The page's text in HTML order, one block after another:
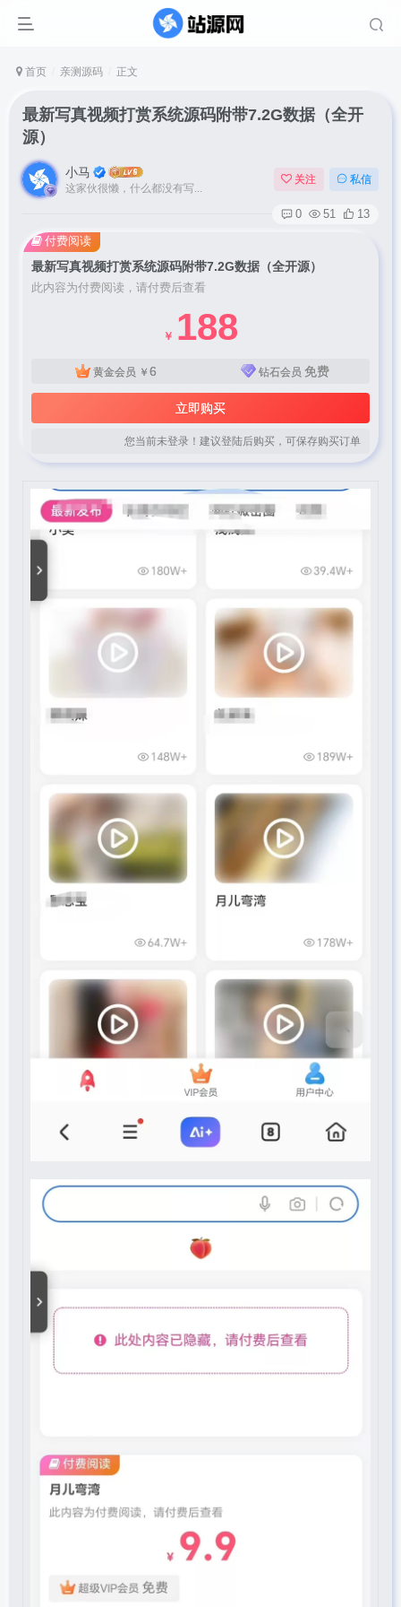
首页 亲测源码 正文
最新写真视频打赏系统源码附带7.2G数据（全开
源）
小马
这家伙很懒，什么都没有写...
关注 私信
0 51 13
最新写真视频打赏系统源码附带7.2G数据（全开源）
此内容为付费阅读，请付费后查看
￥ 188
黄金会员 ￥ 6 钻石会员 免费
立即购买
您当前未登录！建议登陆后购买，可保存购买订单
付费阅读